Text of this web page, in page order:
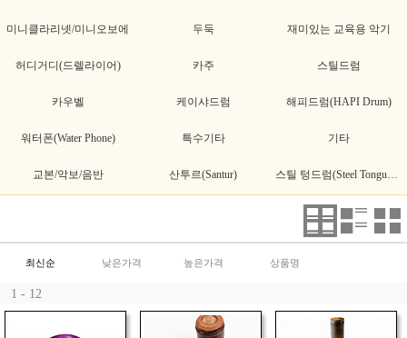
미니클라리넷/미니오보에 두둑 재미있는 교육용 악기
허디거디(드렐라이어) 카주 스틸드럼
카우벨 케이샤드럼 해피드럼(HAPI Drum)
워터폰(Water Phone) 특수기타 기타
교본/악보/음반 산투르(Santur)
최신순 낮은가격 높은가격 상품명
1 - 12